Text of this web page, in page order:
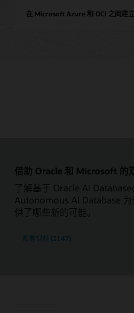
在 Microsoft Azure 和 OCI 之间建
借助 Oracle 和 Microsoft 的
了解基于 Oracle AI
Autonomous AI Database
供了哪些新的可能。
观看视频 (21:47)